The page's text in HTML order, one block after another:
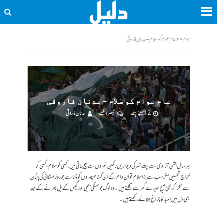
ہوم<<عام عوام کو سلام – عدنان فاروقی
عام عوام کو سلام – عدنان فاروقی
12 مہینے پہلے
تبصرہ لکھیے عدنان فاروقی
ہر سال جشنِ آزادی سے پہلے شہر کی دیواریں رنگین نعروں سے سج جاتی ہیں. کسی کو سلام، کسی کو
خراجِ تحسین مگر سب سے بڑا سلام تو ان وام کے ان گمنام چہروں کو بنتا ہے جو روز مہنگائی کی چٹان
سے ٹکرا کر بھی صبح سویرے گھر سے نکلتے ہیں۔ وہ لوگ جو مہنگی بجلی اور گیس کے بل بھرنے کے بعد
بھی دل میں امید کا چراغ جلائے رکھتے ہیں۔